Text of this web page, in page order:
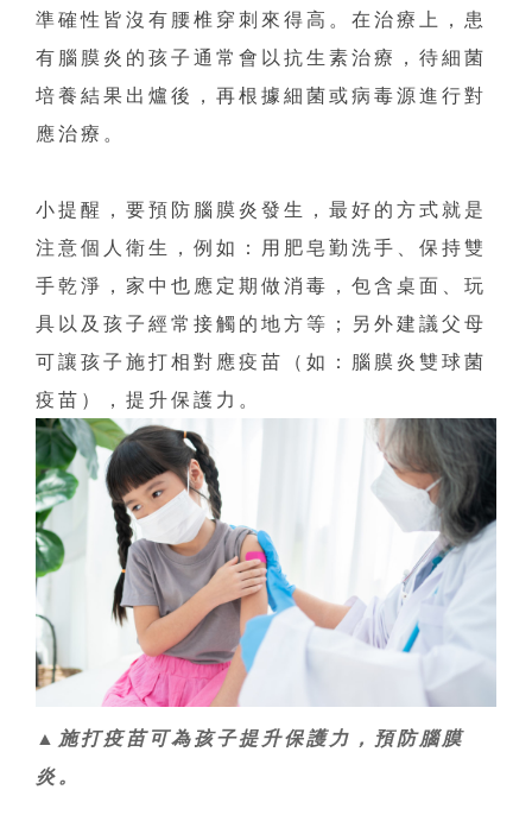
準確性皆沒有腰椎穿刺來得高。在治療上，患
有腦膜炎的孩子通常會以抗生素治療，待細菌
培養結果出爐後，再根據細菌或病毒源進行對
應治療。
小提醒，要預防腦膜炎發生，最好的方式就是
注意個人衛生，例如：用肥皂勤洗手、保持雙
手乾淨，家中也應定期做消毒，包含桌面、玩
具以及孩子經常接觸的地方等；另外建議父母
可讓孩子施打相對應疫苗（如：腦膜炎雙球菌
疫苗），提升保護力。
▲施打疫苗可為孩子提升保護力，預防腦膜
炎。